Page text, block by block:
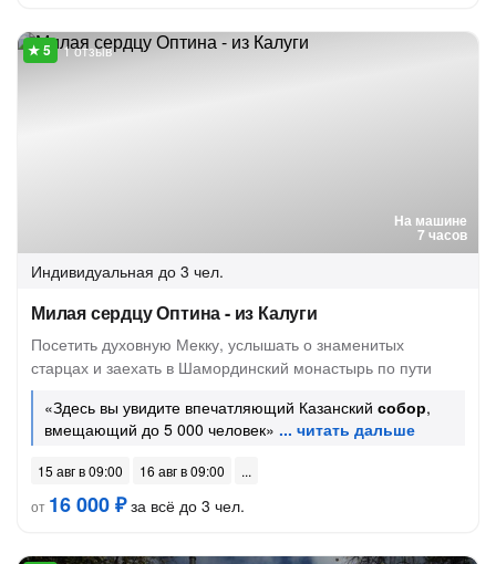
На машине
7 часов
1 отзыв
Индивидуальная до 3 чел.
Милая сердцу Оптина - из Калуги
Посетить духовную Мекку, услышать о знаменитых
старцах и заехать в Шамординский монастырь по пути
«Здесь вы увидите впечатляющий Казанский собор,
вмещающий до 5 000 человек»
15 авг в 09:00
16 авг в 09:00
от 16 000 ₽за всё до 3 чел.